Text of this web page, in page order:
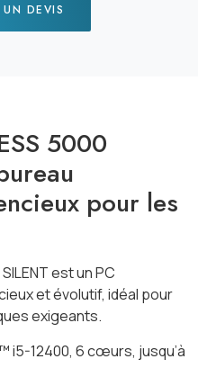
DEVIS
5000
pour les
est un PC
et évolutif, idéal pour
exigeants.
i5-12400, 6 cœurs, jusqu’à